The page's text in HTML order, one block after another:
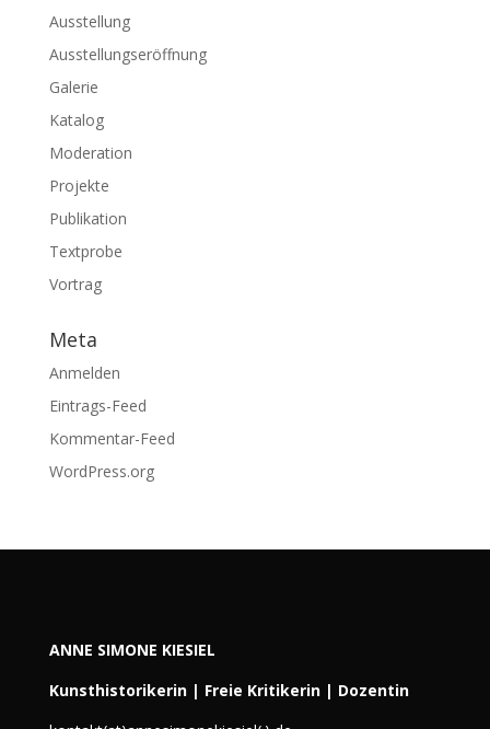
Ausstellung
Ausstellungseröffnung
Galerie
Katalog
Moderation
Projekte
Publikation
Textprobe
Vortrag
Meta
Anmelden
Eintrags-Feed
Kommentar-Feed
WordPress.org
ANNE SIMONE KIESIEL
Kunsthistorikerin | Freie Kritikerin | Dozentin